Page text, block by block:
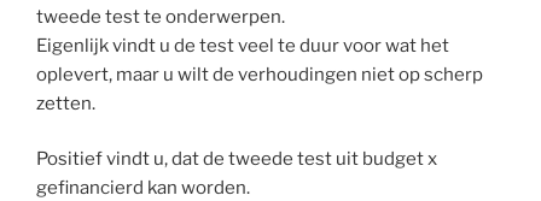
tweede test te onderwerpen.
Eigenlijk vindt u de test veel te duur voor wat het
oplevert, maar u wilt de verhoudingen niet op scherp
zetten.
Positief vindt u, dat de tweede test uit budget x
gefinancierd kan worden.